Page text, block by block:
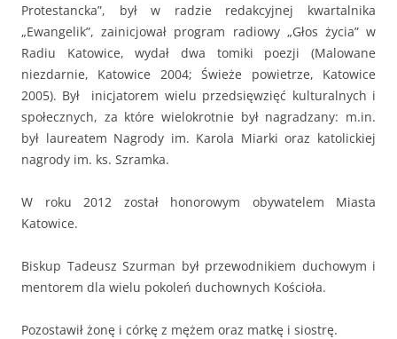
Protestancka”, był w radzie redakcyjnej kwartalnika
„Ewangelik”, zainicjował program radiowy „Głos życia” w
Radiu Katowice, wydał dwa tomiki poezji (Malowane
niezdarnie, Katowice 2004; Świeże powietrze, Katowice
2005). Był inicjatorem wielu przedsięwzięć kulturalnych i
społecznych, za które wielokrotnie był nagradzany: m.in.
był laureatem Nagrody im. Karola Miarki oraz katolickiej
nagrody im. ks. Szramka.
W roku 2012 został honorowym obywatelem Miasta
Katowice.
Biskup Tadeusz Szurman był przewodnikiem duchowym i
mentorem dla wielu pokoleń duchownych Kościoła.
Pozostawił żonę i córkę z mężem oraz matkę i siostrę.